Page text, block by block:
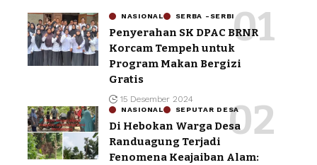
NASIONAL SERBA -SERBI
Penyerahan SK DPAC BRNR
Korcam Tempeh untuk
Program Makan Bergizi
Gratis
15 Desember 2024
NASIONAL SEPUTAR DESA
Di Hebokan Warga Desa
Randuagung Terjadi
Fenomena Keajaiban Alam: